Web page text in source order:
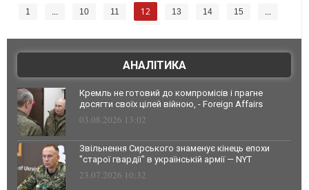
1 ... 10 11 12 13 14 15
...
АНАЛІТИКА
Кремль не готовий до компромісів і прагне
досягти своїх цілей війною, - Foreign Affairs
03.08.2026 13:02
Звільнення Сирського знаменує кінець епохи
"старої гвардії" в українській армії — NYT
23.07.2026 10:32